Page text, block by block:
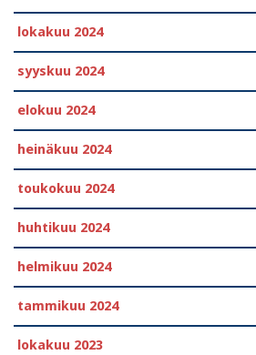
lokakuu 2024
syyskuu 2024
elokuu 2024
heinäkuu 2024
toukokuu 2024
huhtikuu 2024
helmikuu 2024
tammikuu 2024
lokakuu 2023